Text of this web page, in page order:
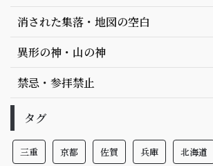
消された集落・地図の空白
異形の神・山の神
禁忌・参拝禁止
タグ
三重 京都 佐賀 兵庫 北海道